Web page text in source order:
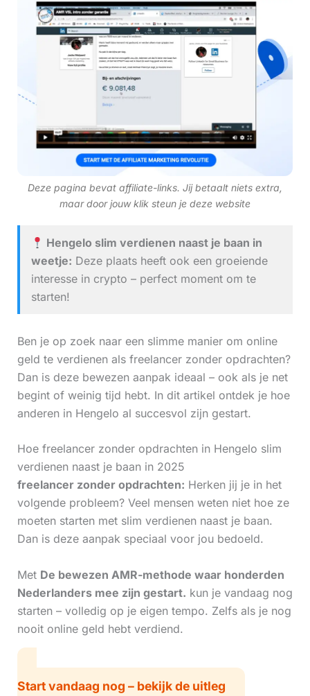
Deze pagina bevat affiliate-links. Jij betaalt niets extra,
maar door jouw klik steun je deze website
Hengelo slim verdienen naast je baan in
weetje: Deze plaats heeft ook een groeiende
interesse in crypto – perfect moment om te
starten!
Ben je op zoek naar een slimme manier om online
geld te verdienen als freelancer zonder opdrachten?
Dan is deze bewezen aanpak ideaal – ook als je net
begint of weinig tijd hebt. In dit artikel ontdek je hoe
anderen in Hengelo al succesvol zijn gestart.
Hoe freelancer zonder opdrachten in Hengelo slim
verdienen naast je baan in 2025
freelancer zonder opdrachten: Herken jij je in het
volgende probleem? Veel mensen weten niet hoe ze
moeten starten met slim verdienen naast je baan.
Dan is deze aanpak speciaal voor jou bedoeld.
Met De bewezen AMR-methode waar honderden
Nederlanders mee zijn gestart. kun je vandaag nog
starten – volledig op je eigen tempo. Zelfs als je nog
nooit online geld hebt verdiend.
Start vandaag nog – bekijk de uitleg